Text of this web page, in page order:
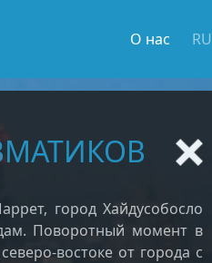
О нас RU
город Хайдусобосло
Поворотный момент в
востоке от города с